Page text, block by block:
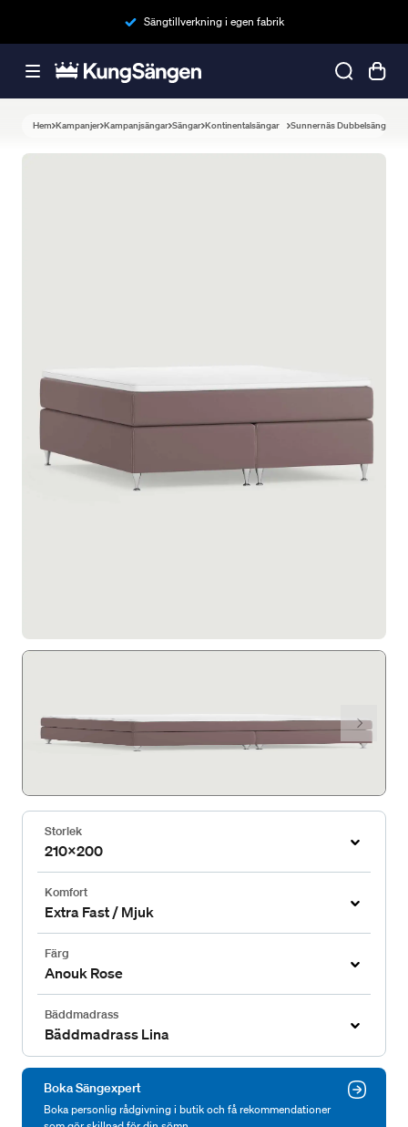
Sängtillverkning i egen fabrik
Hem Kampanjer Kampanjsängar Sängar Kontinentalsängar Sunnernäs Dubbelsäng
Storlek
210x200
Komfort
Extra Fast / Mjuk
Färg
Anouk Rose
Bäddmadrass
Bäddmadrass Lina
Boka Sängexpert
Boka personlig rådgivning i butik och få rekommendationer